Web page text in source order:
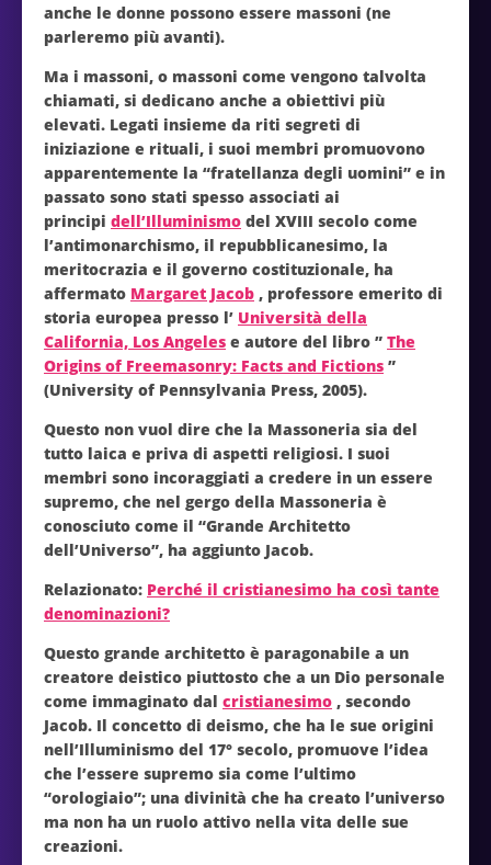
anche le donne possono essere massoni (ne
parleremo più avanti).
Ma i massoni, o massoni come vengono talvolta
chiamati, si dedicano anche a obiettivi più
elevati. Legati insieme da riti segreti di
iniziazione e rituali, i suoi membri promuovono
apparentemente la “fratellanza degli uomini” e in
passato sono stati spesso associati ai
principi dell’Illuminismo del XVIII secolo come
l’antimonarchismo, il repubblicanesimo, la
meritocrazia e il governo costituzionale, ha
affermato Margaret Jacob , professore emerito di
storia europea presso l’ Università della
California, Los Angeles e autore del libro ” The
Origins of Freemasonry: Facts and Fictions ”
(University of Pennsylvania Press, 2005).
Questo non vuol dire che la Massoneria sia del
tutto laica e priva di aspetti religiosi. I suoi
membri sono incoraggiati a credere in un essere
supremo, che nel gergo della Massoneria è
conosciuto come il “Grande Architetto
dell’Universo”, ha aggiunto Jacob.
Relazionato: Perché il cristianesimo ha così tante
denominazioni?
Questo grande architetto è paragonabile a un
creatore deistico piuttosto che a un Dio personale
come immaginato dal cristianesimo , secondo
Jacob. Il concetto di deismo, che ha le sue origini
nell’Illuminismo del 17° secolo, promuove l’idea
che l’essere supremo sia come l’ultimo
“orologiaio”; una divinità che ha creato l’universo
ma non ha un ruolo attivo nella vita delle sue
creazioni.